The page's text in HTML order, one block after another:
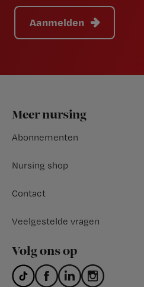
Aanmelden
Footer
Meer nursing
Abonnementen
Nursing shop
Contact
Veelgestelde vragen
Volg ons op